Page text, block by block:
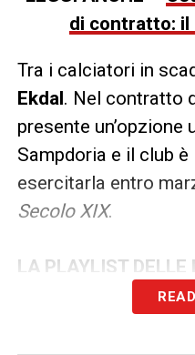
di contratto: il
Tra i calciatori in
Ekdal. Nel contratto
presente un’opzione
Sampdoria e il club
esercitarla entro
Secolo XIX.
LA PLAYLIST DELLE